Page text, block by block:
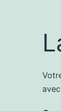
avec